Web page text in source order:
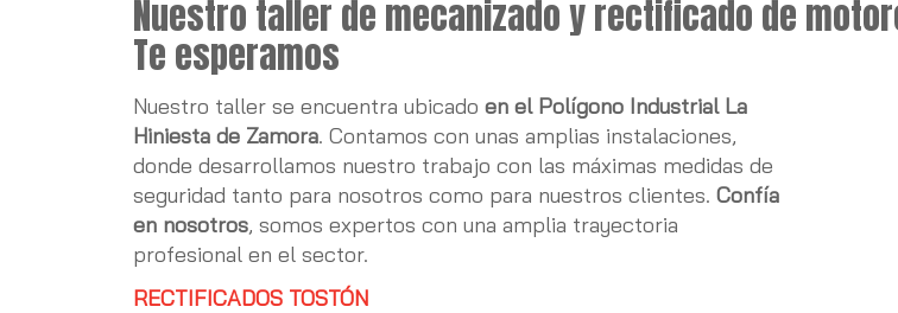
Nuestro taller de mecanizado y rectificado de
Te esperamos
Nuestro taller se encuentra ubicado en el Polígono Industrial La
Hiniesta de Zamora. Contamos con unas amplias instalaciones,
donde desarrollamos nuestro trabajo con las máximas medidas de
seguridad tanto para nosotros como para nuestros clientes. Confía
en nosotros, somos expertos con una amplia trayectoria
profesional en el sector.
RECTIFICADOS TOSTÓN